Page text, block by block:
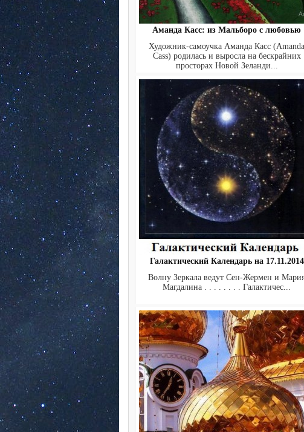
Аманда Касс: из Мальборо с любовью
Художник-самоучка Аманда Касс (Amanda
Cass) родилась и выросла на бескрайних
просторах Новой Зеланди...
Галактический Календарь на 17.11.2014
Волну Зеркала ведут Сен-Жермен и
Магдалина . . . . . . . . Галактичес...